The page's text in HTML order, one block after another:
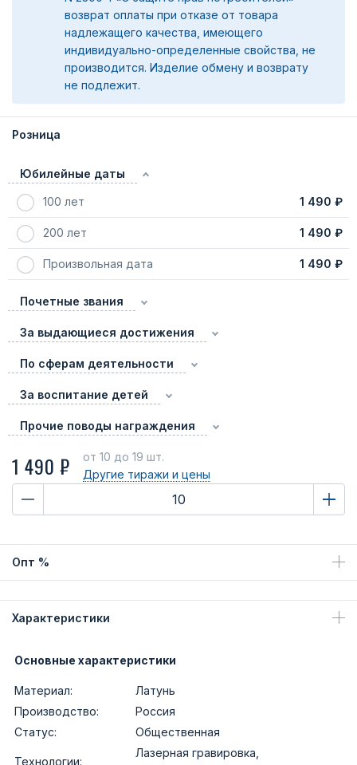
возврат оплаты при отказе от товара
надлежащего качества, имеющего
индивидуально-определенные свойства, не
производится. Изделие обмену и возврату
не подлежит.
Розница
Юбилейные даты
100 лет 1 490 ₽
200 лет 1 490 ₽
Произвольная дата 1 490 ₽
Почетные звания
За выдающиеся достижения
По сферам деятельности
За воспитание детей
Прочие поводы награждения
1 490 ₽ от 10до 19 шт.
Другие тиражии цены
Опт %
Характеристики
Основные характеристики
Материал:
Латунь
Производство:
Россия
Статус:
Общественная
Технологии:
Лазерная гравировка,